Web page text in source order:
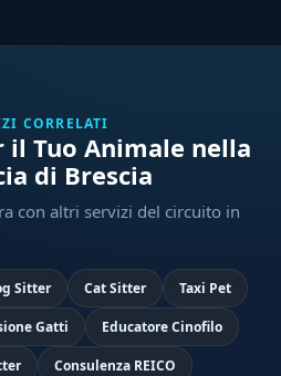
CORRELATI
Tuo Animale nella
di Brescia
con altri servizi del circuito in
Sitter Cat Sitter Taxi Pet
Gatti Educatore Cinofilo
Consulenza REICO